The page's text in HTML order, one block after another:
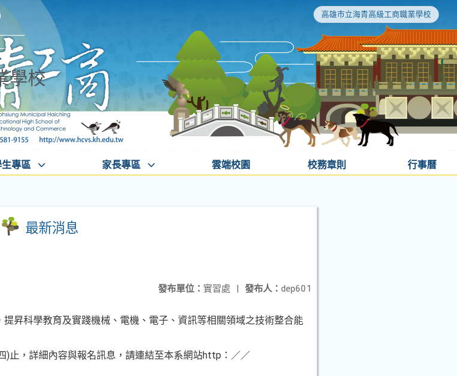
高雄市立海青高級工商職業學校
學校
專區 家長專區 雲端校園 校務章則 行事曆
最新消息
發布人： dep601
發布單位： 實習處 |
昇科學教育及實踐機械、電機、電子、資訊等相關領域之技術整合能
)止，詳細內容與報名訊息，請連結至本系網站http：／／